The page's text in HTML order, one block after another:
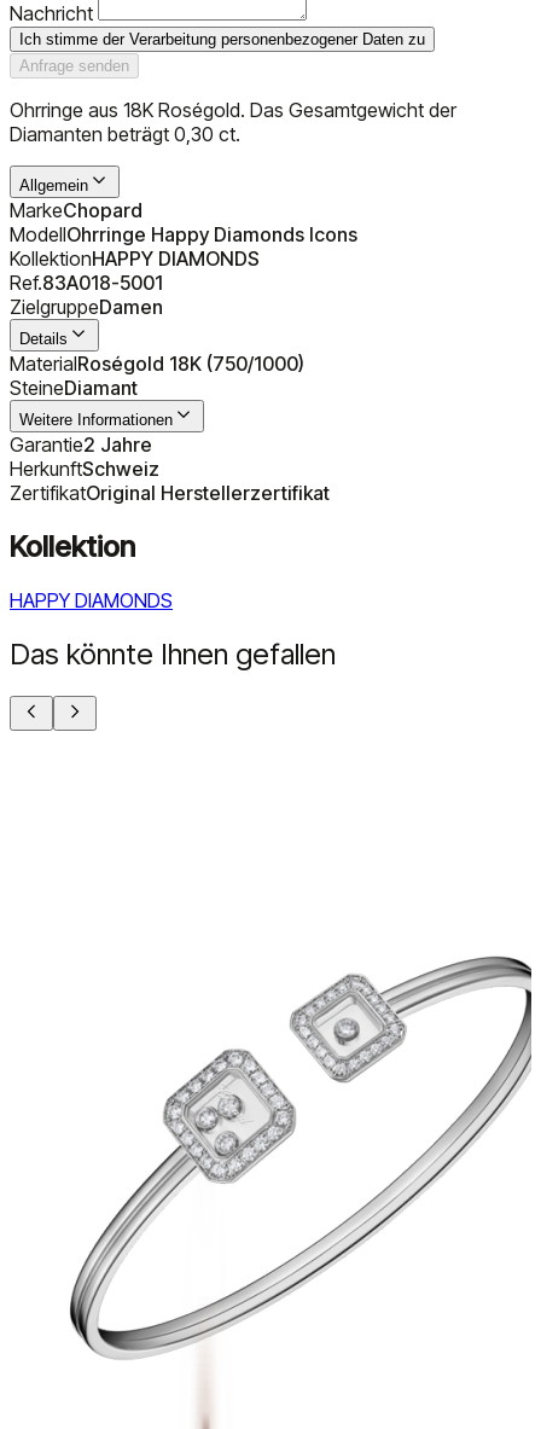
Nachricht
Ich stimme der Verarbeitung personenbezogener Daten zu
Anfrage senden
Ohrringe aus 18K Roségold. Das Gesamtgewicht der
Diamanten beträgt 0,30 ct.
Allgemein
MarkeChopard
ModellOhrringe Happy Diamonds Icons
KollektionHAPPY DIAMONDS
Ref.83A018-5001
ZielgruppeDamen
Details
MaterialRoségold 18K (750/1000)
SteineDiamant
Weitere Informationen
Garantie2 Jahre
HerkunftSchweiz
ZertifikatOriginal Herstellerzertifikat
Kollektion
HAPPY DIAMONDS
Das könnte Ihnen gefallen